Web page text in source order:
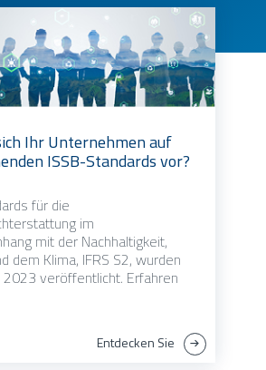
Ihr Unternehmen auf
ISSB-Standards vor?
für die
im
mit der Nachhaltigkeit,
dem Klima, IFRS S2, wurden
2023 veröffentlicht. Erfahren
Entdecken Sie